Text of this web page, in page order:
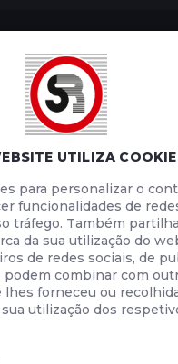
UTILIZA
para personalizar o
funcionalidades de
tráfego. Também
da sua utilização do
de redes sociais, de
podem combinar com
lhes forneceu ou
utilização dos
DE COOKIES
CONDIÇÕES DE